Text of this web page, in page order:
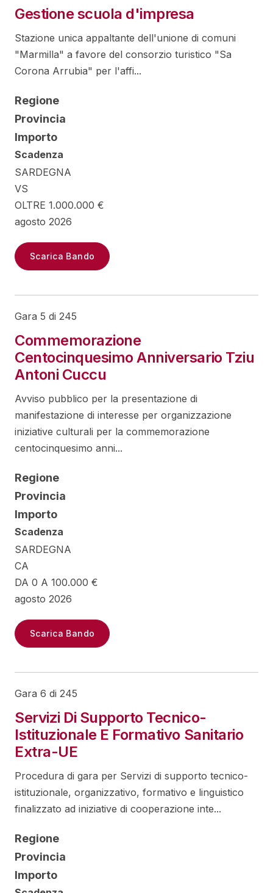
Gestione scuola d'impresa
Stazione unica appaltante dell'unione di comuni
"Marmilla" a favore del consorzio turistico "Sa
Corona Arrubia" per l'affi...
Regione
Provincia
Importo
Scadenza
SARDEGNA
VS
OLTRE 1.000.000 €
agosto 2026
Scarica Bando
Gara 5 di 245
Commemorazione
Centocinquesimo Anniversario Tziu
Antoni Cuccu
Avviso pubblico per la presentazione di
manifestazione di interesse per organizzazione
iniziative culturali per la commemorazione
centocinquesimo anni...
Regione
Provincia
Importo
Scadenza
SARDEGNA
CA
DA 0 A 100.000 €
agosto 2026
Scarica Bando
Gara 6 di 245
Servizi Di Supporto Tecnico-
Istituzionale E Formativo Sanitario
Extra-UE
Procedura di gara per Servizi di supporto tecnico-
istituzionale, organizzativo, formativo e linguistico
finalizzato ad iniziative di cooperazione inte...
Regione
Provincia
Importo